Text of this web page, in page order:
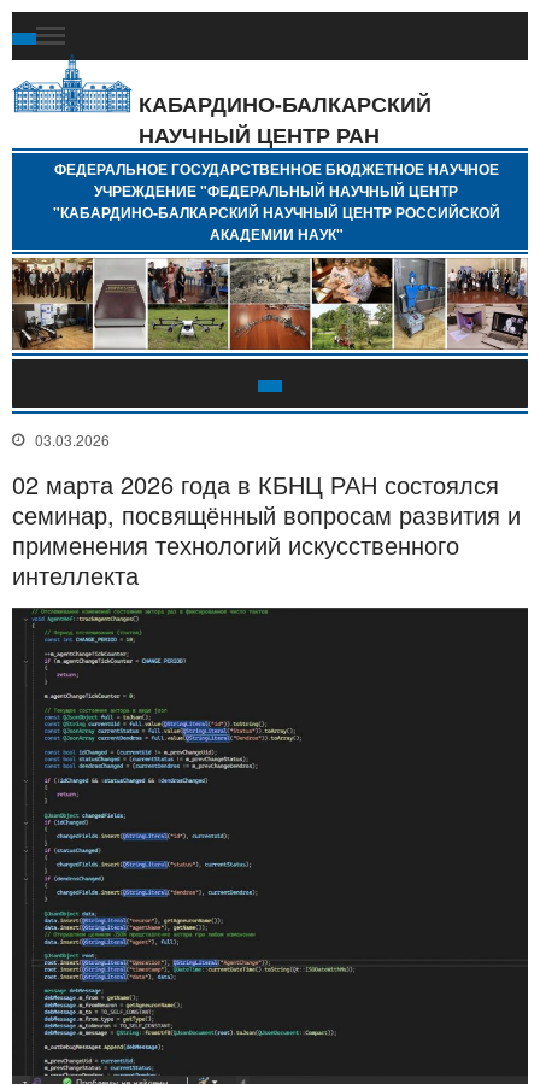
КАБАРДИНО-БАЛКАРСКИЙ
НАУЧНЫЙ ЦЕНТР РАН
ФЕДЕРАЛЬНОЕ ГОСУДАРСТВЕННОЕ БЮДЖЕТНОЕ НАУЧНОЕ
УЧРЕЖДЕНИЕ "ФЕДЕРАЛЬНЫЙ НАУЧНЫЙ ЦЕНТР
"КАБАРДИНО-БАЛКАРСКИЙ НАУЧНЫЙ ЦЕНТР РОССИЙСКОЙ
АКАДЕМИИ НАУК"
03.03.2026
02 марта 2026 года в КБНЦ РАН состоялся
семинар, посвящённый вопросам развития и
применения технологий искусственного
интеллекта